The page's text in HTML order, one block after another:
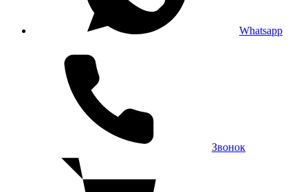
Whatsapp
Звонок